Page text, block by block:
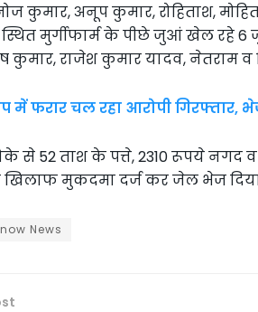
कुमार, अनूप कुमार, रोहिताश,
मुर्गीफार्म के पीछे जुआं खेल रहे 6
कुमार, राजेश कुमार यादव, नेतराम
में फरार चल रहा आरोपी गिरफ्तार,
से 52 ताश के पत्ते, 2310 रूपये नगद
मुकदमा दर्ज कर जेल भेज
News